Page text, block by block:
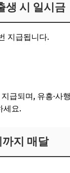
지 매달
산 원스톱
시 일시금
지급됩니다.
급되며, 유흥·
세요.
지 매달